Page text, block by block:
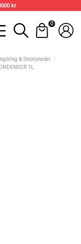
kr
0
& Smörjmedel
1L